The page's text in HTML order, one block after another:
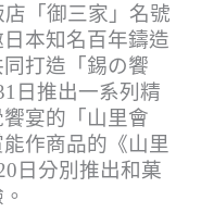
「御三家」名號
本知名百年鑄造
打造「錫の饗
日推出一系列精
宴的「山里會
作商品的《山里
日分別推出和菓